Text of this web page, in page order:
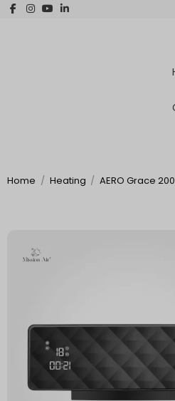
Home Heating AERO Grace